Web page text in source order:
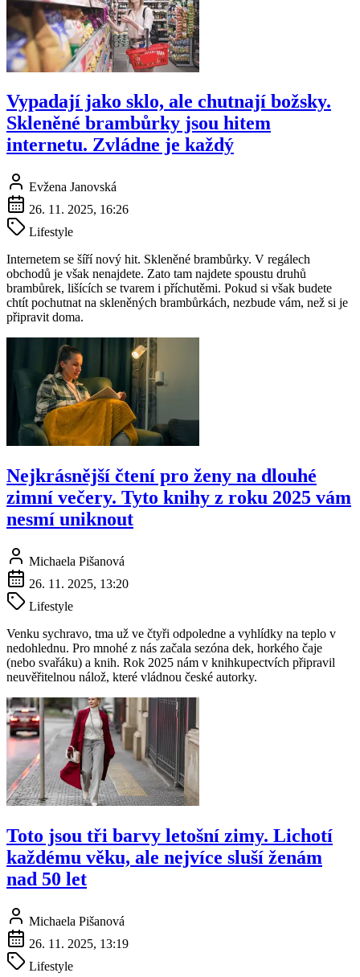
Vypadají jako sklo, ale chutnají božsky.
Skleněné brambůrky jsou hitem
internetu. Zvládne je každý
Evžena Janovská
26. 11. 2025, 16:26
Lifestyle
Internetem se šíří nový hit. Skleněné brambůrky. V regálech
obchodů je však nenajdete. Zato tam najdete spoustu druhů
brambůrek, lišících se tvarem i příchutěmi. Pokud si však budete
chtít pochutnat na skleněných brambůrkách, nezbude vám, než si je
připravit doma.
Nejkrásnější čtení pro ženy na dlouhé
zimní večery. Tyto knihy z roku 2025 vám
nesmí uniknout
Michaela Pišanová
26. 11. 2025, 13:20
Lifestyle
Venku sychravo, tma už ve čtyři odpoledne a vyhlídky na teplo v
nedohlednu. Pro mnohé z nás začala sezóna dek, horkého čaje
(nebo svařáku) a knih. Rok 2025 nám v knihkupectvích připravil
neuvěřitelnou nálož, které vládnou české autorky.
Toto jsou tři barvy letošní zimy. Lichotí
každému věku, ale nejvíce sluší ženám
nad 50 let
Michaela Pišanová
26. 11. 2025, 13:19
Lifestyle